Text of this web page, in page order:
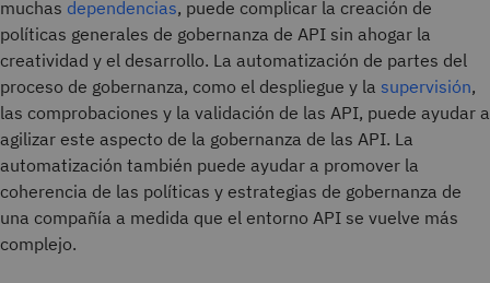
muchas dependencias, puede complicar la creación de
políticas generales de gobernanza de API sin ahogar la
creatividad y el desarrollo. La automatización de partes del
proceso de gobernanza, como el despliegue y la supervisión,
las comprobaciones y la validación de las API, puede ayudar a
agilizar este aspecto de la gobernanza de las API. La
automatización también puede ayudar a promover la
coherencia de las políticas y estrategias de gobernanza de
una compañía a medida que el entorno API se vuelve más
complejo.